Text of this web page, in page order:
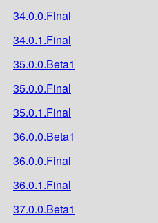
34.0.0.Final
34.0.1.Final
35.0.0.Beta1
35.0.0.Final
35.0.1.Final
36.0.0.Beta1
36.0.0.Final
36.0.1.Final
37.0.0.Beta1